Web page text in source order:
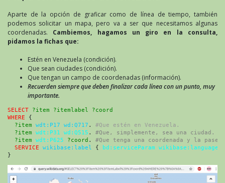
Aparte de la opción de graficar como de línea de tiempo, también
podemos solicitar un mapa, pero va a ser que necesitamos algunas
coordenadas. Cambiemos, hagamos un giro en la consulta,
pidamos la fichas que:
Estén en Venezuela (condición).
Que sean ciudades (condición).
Que tengan un campo de coordenadas (información).
Recuerden siempre que deben finalizar cada línea con un punto, muy
importante.
SELECT
?item ?itemlabel ?coord
WHERE {
?item
wdt:P17 wd:Q717 . #Que estén en Venezuela.
?item
wdt:P31 wd:Q515 . #Que, simplemente, sea una ciudad.
?item
wdt:P625 ?coord . #Que tenga una coordenada y la
SERVICE
wikibase:label { bd:serviceParam wikibase:language
}